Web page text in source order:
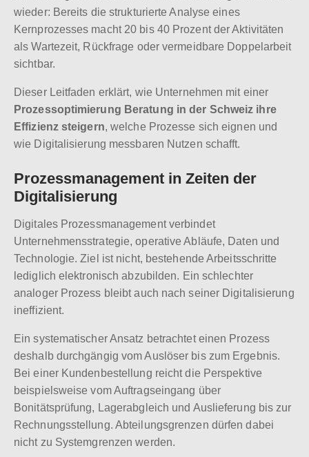
wieder: Bereits die strukturierte Analyse eines
Kernprozesses macht 20 bis 40 Prozent der Aktivitäten
als Wartezeit, Rückfrage oder vermeidbare Doppelarbeit
sichtbar.
Dieser Leitfaden erklärt, wie Unternehmen mit einer
Prozessoptimierung Beratung in der Schweiz ihre
Effizienz steigern, welche Prozesse sich eignen und
wie Digitalisierung messbaren Nutzen schafft.
Prozessmanagement in Zeiten der
Digitalisierung
Digitales Prozessmanagement verbindet
Unternehmensstrategie, operative Abläufe, Daten und
Technologie. Ziel ist nicht, bestehende Arbeitsschritte
lediglich elektronisch abzubilden. Ein schlechter
analoger Prozess bleibt auch nach seiner Digitalisierung
ineffizient.
Ein systematischer Ansatz betrachtet einen Prozess
deshalb durchgängig vom Auslöser bis zum Ergebnis.
Bei einer Kundenbestellung reicht die Perspektive
beispielsweise vom Auftragseingang über
Bonitätsprüfung, Lagerabgleich und Auslieferung bis zur
Rechnungsstellung. Abteilungsgrenzen dürfen dabei
nicht zu Systemgrenzen werden.